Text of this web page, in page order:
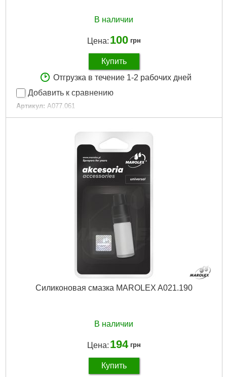
В наличии
Цена: 100 грн
Купить
Отгрузка в течение 1-2 рабочих дней
Добавить к сравнению
Артикул: A077.061
Код товара: 24.36.35
Подробнее...
Силиконовая смазка MAROLEX A021.190
В наличии
Цена: 194 грн
Купить